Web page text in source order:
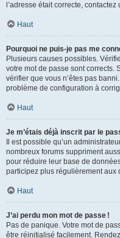
l’adresse était correcte,
Haut
Pourquoi ne puis-je pas me
Plusieurs causes possibles.
votre mot de passe sont corrects.
vérifier que vous n’êtes pas
problème de configuration à
Haut
Je m’étais déjà inscrit par le
Il est possible qu’un
nombreux forums suppriment
pour réduire leur base de
participez plus régulièrement aux
Haut
J’ai perdu mon mot de passe !
Pas de panique. Votre mot de
être réinitialisé facilement.